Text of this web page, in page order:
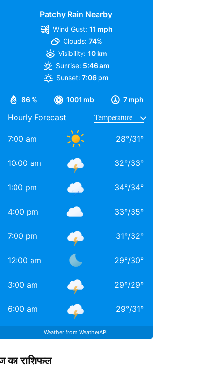
Patchy Rain Nearby
86 % 1001 mb 7 mph
Wind Gust: 11 mph
Clouds: 74%
Visibility: 10 km
Sunrise: 5:46 am
Sunset: 7:06 pm
Hourly Forecast
7:00 am 28°/31°
10:00 am 32°/33°
1:00 pm 34°/34°
4:00 pm 33°/35°
7:00 pm 31°/32°
12:00 am 29°/30°
3:00 am 29°/29°
6:00 am 29°/31°
Weather from WeatherAPI
का राशिफल